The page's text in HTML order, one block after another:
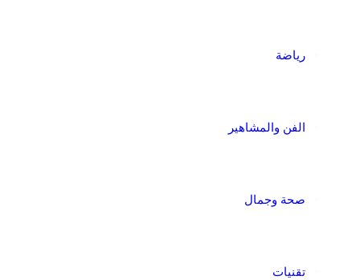
الفن والمشاهير
صحة وجمال